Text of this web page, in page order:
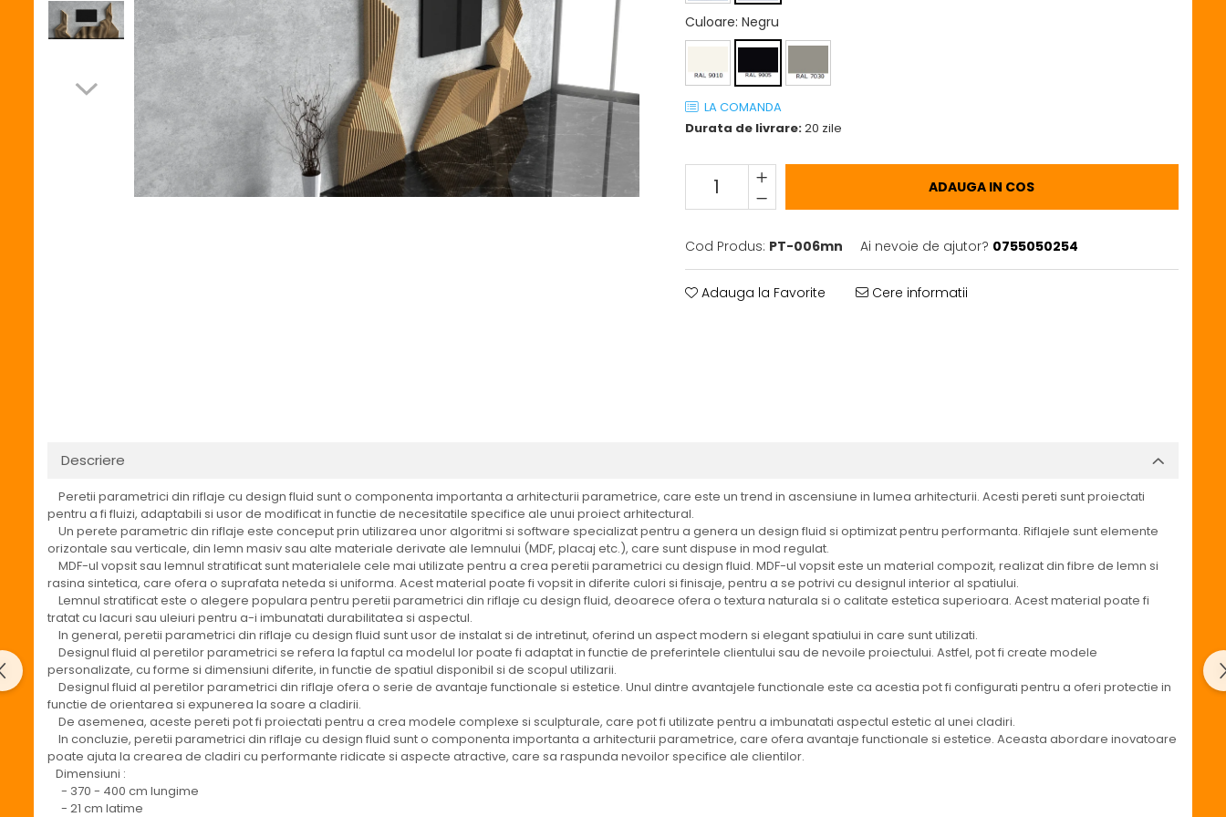
Culoare: Negru
LA COMANDA
Durata de livrare:20 zile
ADAUGA IN COS
Cod Produs: PT-006mn Ai nevoie de ajutor? 0755050254
Adauga la Favorite Cere informatii
Descriere
Peretii parametrici din riflaje cu design fluid sunt o componenta importanta a arhitecturii parametrice, care este un trend in ascensiune in lumea arhitecturii. Acesti pereti sunt proiectati
pentru a fi fluizi, adaptabili si usor de modificat in functie de necesitatile specifice ale unui proiect arhitectural.
Un perete parametric din riflaje este conceput prin utilizarea unor algoritmi si software specializat pentru a genera un design fluid si optimizat pentru performanta. Riflajele sunt elemente
orizontale sau verticale, din lemn masiv sau alte materiale derivate ale lemnului (MDF, placaj etc.), care sunt dispuse in mod regulat.
MDF-ul vopsit sau lemnul stratificat sunt materialele cele mai utilizate pentru a crea peretii parametrici cu design fluid. MDF-ul vopsit este un material compozit, realizat din fibre de lemn si
rasina sintetica, care ofera o suprafata neteda si uniforma. Acest material poate fi vopsit in diferite culori si finisaje, pentru a se potrivi cu designul interior al spatiului.
Lemnul stratificat este o alegere populara pentru peretii parametrici din riflaje cu design fluid, deoarece ofera o textura naturala si o calitate estetica superioara. Acest material poate fi
tratat cu lacuri sau uleiuri pentru a-i imbunatati durabilitatea si aspectul.
In general, peretii parametrici din riflaje cu design fluid sunt usor de instalat si de intretinut, oferind un aspect modern si elegant spatiului in care sunt utilizati.
Designul fluid al peretilor parametrici se refera la faptul ca modelul lor poate fi adaptat in functie de preferintele clientului sau de nevoile proiectului. Astfel, pot fi create modele
personalizate, cu forme si dimensiuni diferite, in functie de spatiul disponibil si de scopul utilizarii.
Designul fluid al peretilor parametrici din riflaje ofera o serie de avantaje functionale si estetice. Unul dintre avantajele functionale este ca acestia pot fi configurati pentru a oferi protectie in
functie de orientarea si expunerea la soare a cladirii.
De asemenea, aceste pereti pot fi proiectati pentru a crea modele complexe si sculpturale, care pot fi utilizate pentru a imbunatati aspectul estetic al unei cladiri.
In concluzie, peretii parametrici din riflaje cu design fluid sunt o componenta importanta a arhitecturii parametrice, care ofera avantaje functionale si estetice. Aceasta abordare inovatoare
poate ajuta la crearea de cladiri cu performante ridicate si aspecte atractive, care sa raspunda nevoilor specifice ale clientilor.
Dimensiuni :
- 370 - 400 cm lungime
- 21 cm latime